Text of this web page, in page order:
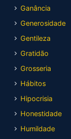
Ganância
Generosidade
Gentileza
Gratidão
Grosseria
Hábitos
Hipocrisia
Honestidade
Humildade